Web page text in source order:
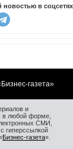
новостью в
газета»
и
в любой форме,
СМИ,
гиперссылкой
Бизнес-газета».